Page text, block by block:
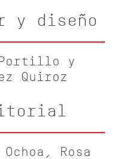
y diseño
Portillo y
Quiroz
Rosa